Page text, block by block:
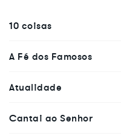
10 coisas
A Fé dos Famosos
Atualidade
Cantai ao Senhor